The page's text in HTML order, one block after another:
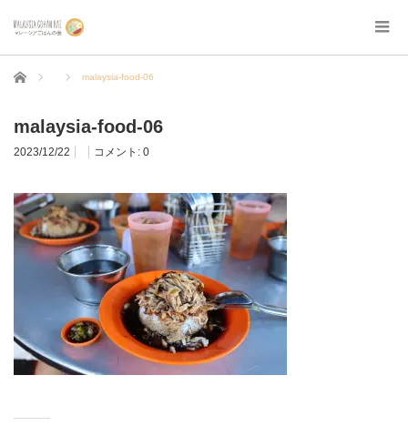
ホーム malaysia-food-06
malaysia-food-06
2023/12/22 コメント: 0